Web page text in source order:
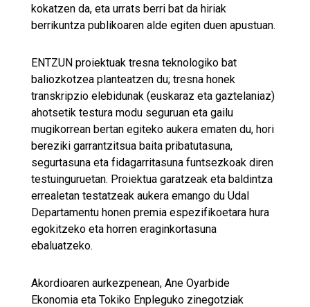
kokatzen da, eta urrats berri bat da hiriak
berrikuntza publikoaren alde egiten duen apustuan.
ENTZUN proiektuak tresna teknologiko bat
baliozkotzea planteatzen du; tresna honek
transkripzio elebidunak (euskaraz eta gaztelaniaz)
ahotsetik testura modu seguruan eta gailu
mugikorrean bertan egiteko aukera ematen du, hori
bereziki garrantzitsua baita pribatutasuna,
segurtasuna eta fidagarritasuna funtsezkoak diren
testuinguruetan. Proiektua garatzeak eta baldintza
errealetan testatzeak aukera emango du Udal
Departamentu honen premia espezifikoetara hura
egokitzeko eta horren eraginkortasuna
ebaluatzeko.
Akordioaren aurkezpenean, Ane Oyarbide
Ekonomia eta Tokiko Enpleguko zinegotziak